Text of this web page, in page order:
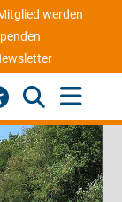
werden